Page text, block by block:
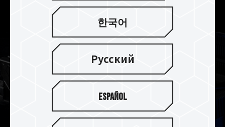
ークロックを実現致します。
한국어
Русский
Español